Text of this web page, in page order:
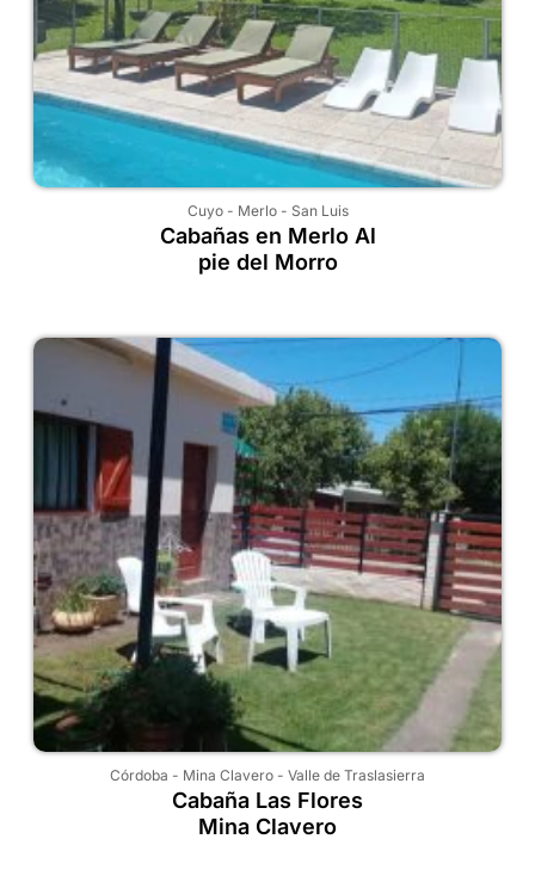
Cuyo- Merlo- San Luis
Cabañas en Merlo Al
pie del Morro
Córdoba - Mina Clavero - Valle de Traslasierra
Cabaña Las Flores
Mina Clavero